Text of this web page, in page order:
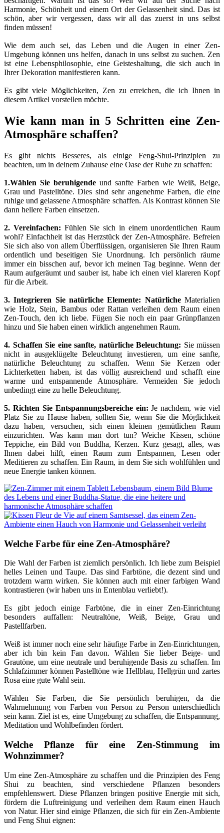
Harmonie, Schönheit und einem Ort der Gelassenheit sind. Das ist
schön, aber wir vergessen, dass wir all das zuerst in uns selbst
finden müssen!
Wie dem auch sei, das Leben und die Augen in einer Zen-
Umgebung können uns helfen, danach in uns selbst zu suchen. Zen
ist eine Lebensphilosophie, eine Geisteshaltung, die sich auch in
Ihrer Dekoration manifestieren kann.
Es gibt viele Möglichkeiten, Zen zu erreichen, die ich Ihnen in
diesem Artikel vorstellen möchte.
Wie kann man in 5 Schritten eine Zen-
Atmosphäre schaffen?
Es gibt nichts Besseres, als einige Feng-Shui-Prinzipien zu
beachten, um in deinem Zuhause eine Oase der Ruhe zu schaffen:
1.Wählen Sie beruhigende und sanfte Farben wie Weiß, Beige,
Grau und Pastelltöne. Dies sind sehr angenehme Farben, die eine
ruhige und gelassene Atmosphäre schaffen. Als Kontrast können Sie
dann hellere Farben einsetzen.
2. Vereinfachen: Fühlen Sie sich in einem unordentlichen Raum
wohl? Einfachheit ist das Herzstück der Zen-Atmosphäre. Befreien
Sie sich also von allem Überflüssigen, organisieren Sie Ihren Raum
ordentlich und beseitigen Sie Unordnung. Ich persönlich räume
immer ein bisschen auf, bevor ich meinen Tag beginne. Wenn der
Raum aufgeräumt und sauber ist, habe ich einen viel klareren Kopf
für die Arbeit.
3. Integrieren Sie natürliche Elemente: NatürlicheMaterialien
wie Holz, Stein, Bambus oder Rattan verleihen dem Raum einen
Zen-Touch, den ich liebe. Fügen Sie noch ein paar Grünpflanzen
hinzu und Sie haben einen wirklich angenehmen Raum.
4. Schaffen Sie eine sanfte, natürliche Beleuchtung: Sie müssen
nicht in ausgeklügelte Beleuchtung investieren, um eine sanfte,
natürliche Beleuchtung zu schaffen. Wenn Sie Kerzen oder
Lichterketten haben, ist das völlig ausreichend und schafft eine
warme und entspannende Atmosphäre. Vermeiden Sie jedoch
unbedingt eine zu helle Beleuchtung.
5. Richten Sie Entspannungsbereiche ein: Je nachdem, wie viel
Platz Sie zu Hause haben, sollten Sie, wenn Sie die Möglichkeit
dazu haben, versuchen, sich einen kleinen gemütlichen Raum
einzurichten. Was kann man dort tun? Weiche Kissen, schöne
Teppiche, ein Bild von Buddha, Kerzen. Kurz gesagt, alles, was
Ihnen dabei hilft, einen Raum zum Entspannen, Lesen oder
Meditieren zu schaffen. Ein Raum, in dem Sie sich wohlfühlen und
neue Energie tanken können.
Welche Farbe für eine Zen-Atmosphäre?
Die Wahl der Farben ist ziemlich persönlich. Ich liebe zum Beispiel
helles Leinen und Taupe. Das sind Farbtöne, die dezent sind und
trotzdem warm wirken. Sie können auch mit einer farbigen Wand
kontrastieren (wir haben uns in Entenblau verliebt!).
Es gibt jedoch einige Farbtöne, die in einer Zen-Einrichtung
besonders auffallen: Neutraltöne, Weiß, Beige, Grau und
Pastellfarben.
Weiß ist immer noch eine sehr häufige Farbe in Zen-Einrichtungen,
aber ich bin kein Fan davon. Wählen Sie lieber Beige- und
Grautöne, um eine neutrale und beruhigende Basis zu schaffen. Im
Schlafzimmer können Pastelltöne wie Hellblau, Hellgrün und zartes
Rosa eine gute Wahl sein.
Wählen Sie Farben, die Sie persönlich beruhigen, da die
Wahrnehmung von Farben von Person zu Person unterschiedlich
sein kann. Ziel ist es, eine Umgebung zu schaffen, die Entspannung,
Meditation und Wohlbefinden fördert.
Welche Pflanze für eine Zen-Stimmung im
Wohnzimmer?
Um eine Zen-Atmosphäre zu schaffen und die Prinzipien des Feng
Shui zu beachten, sind verschiedene Pflanzen besonders
empfehlenswert. Diese Pflanzen bringen positive Energie mit sich,
fördern die Luftreinigung und verleihen dem Raum einen Hauch
von Natur. Hier sind einige Pflanzen, die sich für ein Zen-Ambiente
und Feng Shui eignen: